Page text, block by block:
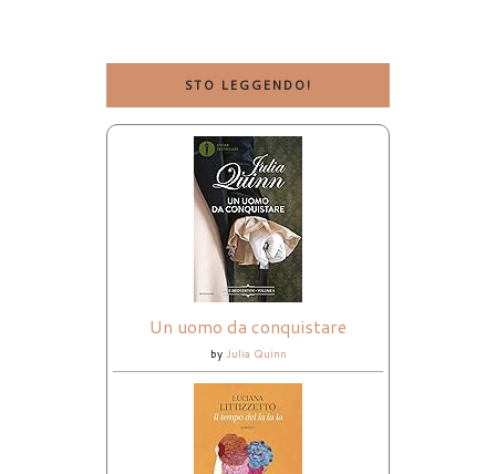
STO LEGGENDO!
Un uomo da conquistare
by Julia Quinn